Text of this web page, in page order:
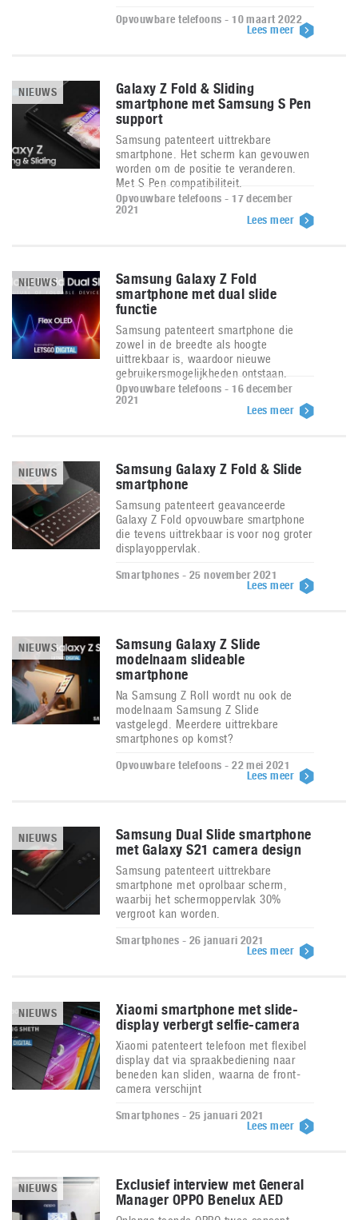
Opvouwbare telefoons - 10 maart 2022
Lees meer
NIEUWS
Galaxy Z Fold & Sliding
smartphone met Samsung S Pen
support
Samsung patenteert uittrekbare
smartphone. Het scherm kan gevouwen
worden om de positie te veranderen.
Met S Pen compatibiliteit.
Opvouwbare telefoons - 17 december
2021
Lees meer
NIEUWS
Samsung Galaxy Z Fold
smartphone met dual slide
functie
Samsung patenteert smartphone die
zowel in de breedte als hoogte
uittrekbaar is, waardoor nieuwe
gebruikersmogelijkheden ontstaan.
Opvouwbare telefoons - 16 december
2021
Lees meer
NIEUWS
Samsung Galaxy Z Fold & Slide
smartphone
Samsung patenteert geavanceerde
Galaxy Z Fold opvouwbare smartphone
die tevens uittrekbaar is voor nog groter
displayoppervlak.
Smartphones - 25 november 2021
Lees meer
NIEUWS
Samsung Galaxy Z Slide
modelnaam slideable
smartphone
Na Samsung Z Roll wordt nu ook de
modelnaam Samsung Z Slide
vastgelegd. Meerdere uittrekbare
smartphones op komst?
Opvouwbare telefoons - 22 mei 2021
Lees meer
NIEUWS
Samsung Dual Slide smartphone
met Galaxy S21 camera design
Samsung patenteert uittrekbare
smartphone met oprolbaar scherm,
waarbij het schermoppervlak 30%
vergroot kan worden.
Smartphones - 26 januari 2021
Lees meer
NIEUWS
Xiaomi smartphone met slide-
display verbergt selfie-camera
Xiaomi patenteert telefoon met flexibel
display dat via spraakbediening naar
beneden kan sliden, waarna de front-
camera verschijnt
Smartphones - 25 januari 2021
Lees meer
NIEUWS
Exclusief interview met General
Manager OPPO Benelux AED